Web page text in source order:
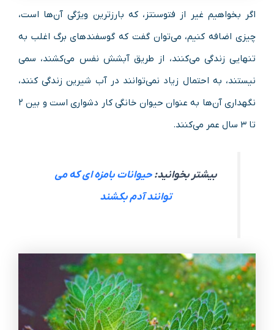
اگر بخواهیم غیر از فتوسنتز، که بارزترین ویژگی آن‌ها است،
چیزی اضافه کنیم، می‌توان گفت که گوسفندهای برگ اغلب به
تنهایی زندگی می‌کنند، از طریق آبشش نفس می‌کشند، سمی
نیستند، به احتمال زیاد نمی‌توانند در آب شیرین زندگی کنند،
نگهداری آن‌ها به عنوان حیوان خانگی کار دشواری است و بین ۲
تا ۳ سال عمر می‌کنند.
بیشتر بخوانید:حیوانات بامزه ای که می
توانند آدم بکشند